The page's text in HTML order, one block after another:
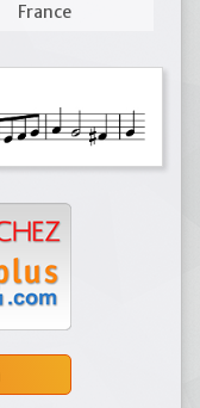
France